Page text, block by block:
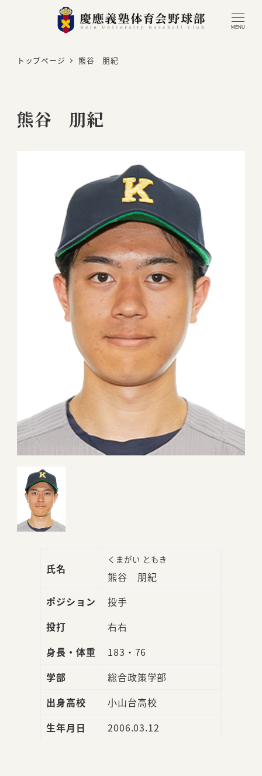
MENU
トップページ 熊谷 朋紀
熊谷 朋紀
氏名
くまがい ともき
熊谷 朋紀
ポジション
投手
投打
右右
身長・体重
183・76
学部
総合政策学部
出身高校
小山台高校
生年月日
2006.03.12